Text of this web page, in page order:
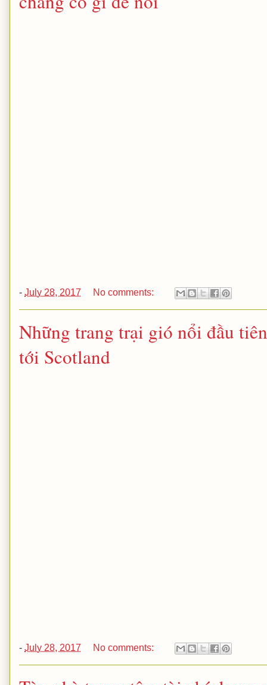
- July 28, 2017 No comments:
Những trang trại gió nổi đầu
tới Scotland
- July 28, 2017 No comments: